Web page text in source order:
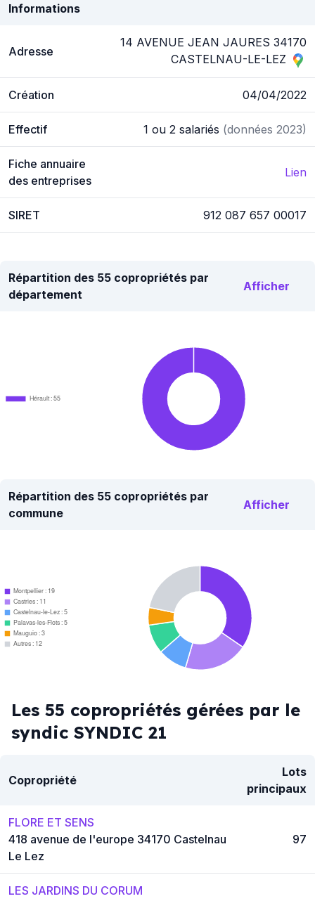
Informations
Adresse
14 AVENUE JEAN JAURES 34170
CASTELNAU-LE-LEZ
Création 04/04/2022
Effectif 1 ou 2 salariés (données 2023)
Fiche annuaire
des entreprises
Lien
SIRET 912 087 657 00017
Répartition des 55 copropriétés par
département
Afficher
Hérault : 55
Répartition des 55 copropriétés par
commune
Afficher
Montpellier : 19
Castries : 11
Castelnau-le-Lez : 5
Palavas-les-Flots : 5
Mauguio : 3
Autres : 12
Les 55 copropriétés gérées par le
syndic SYNDIC 21
Copropriété
Lots
principaux
FLORE ET SENS
418 avenue de l'europe 34170 Castelnau
Le Lez
97
LES JARDINS DU CORUM